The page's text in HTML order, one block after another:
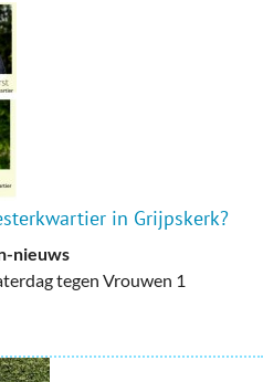
in Grijpskerk?
nieuws
tegen Vrouwen 1